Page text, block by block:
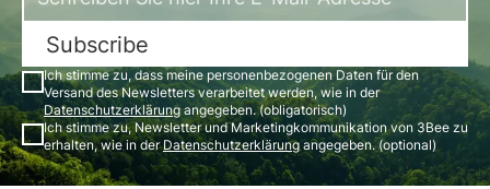
Subscribe
Ich stimme zu, dass meine personenbezogenen Daten für den
Versand des Newsletters verarbeitet werden, wie in der
Datenschutzerklärungangegeben. (obligatorisch)
Ich stimme zu, Newsletter und Marketingkommunikation von 3Bee zu
erhalten, wie in derDatenschutzerklärungangegeben. (optional)